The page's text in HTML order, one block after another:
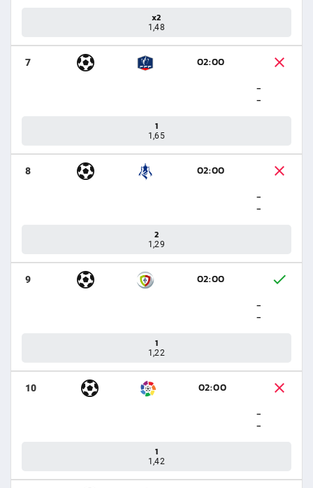
x2
1,48
7
02:00
-
-
1
1,65
8
02:00
-
-
2
1,29
9
02:00
-
-
1
1,22
10
02:00
-
-
1
1,42